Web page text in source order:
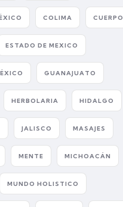
COLIMA CUERPO
ESTADO DE MEXICO
GUANAJUATO
HERBOLARIA HIDALGO
JALISCO MASAJES
MENTE MICHOACÁN
MUNDO HOLISTICO